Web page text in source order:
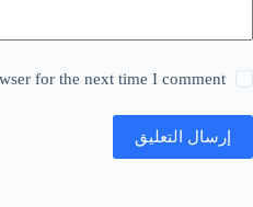
for the next time I comment.
إرسال التعليق